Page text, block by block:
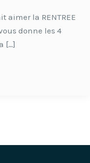
aimer la RENTREE
donne les 4
[…]